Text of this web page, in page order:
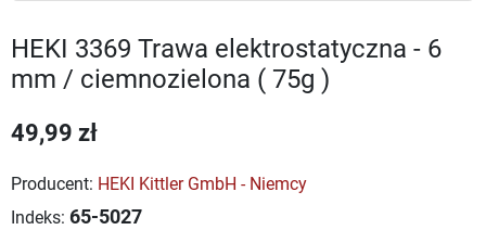
HEKI 3369 Trawa elektrostatyczna - 6
mm / ciemnozielona ( 75g )
49,99 zł
Producent: HEKI Kittler GmbH - Niemcy
Indeks: 65-5027